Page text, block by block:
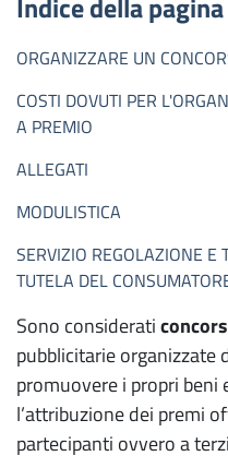
Unica
Assistenza
Domicilio digitale /
Albo imprese
Albi, ruoli e licenze
Attività con
Servizi di
Sono considerati
pubblicitarie organizzate
promuovere i propri beni
l’attribuzione dei premi
partecipanti ovvero a
ORGANIZZARE UN
COSTI DOVUTI PER
A PREMIO
ALLEGATI
MODULISTICA
SERVIZIO REGOLAZIONE E
TUTELA DEL